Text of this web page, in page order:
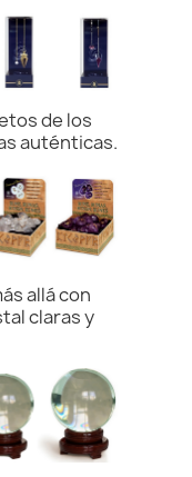
de los
auténticas.
allá con
claras y